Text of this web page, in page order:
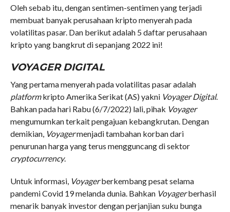
Oleh sebab itu, dengan sentimen-sentimen yang terjadi
membuat banyak perusahaan kripto menyerah pada
volatilitas pasar. Dan berikut adalah 5 daftar perusahaan
kripto yang bangkrut di sepanjang 2022 ini!
VOYAGER DIGITAL
Yang pertama menyerah pada volatilitas pasar adalah
platformkripto Amerika Serikat (AS) yakni Voyager Digital.
Bahkan pada hari Rabu (6/7/2022) lali, pihak Voyager
mengumumkan terkait pengajuan kebangkrutan. Dengan
demikian, Voyagermenjadi tambahan korban dari
penurunan harga yang terus mengguncang di sektor
cryptocurrency.
Untuk informasi, Voyagerberkembang pesat selama
pandemi Covid 19 melanda dunia. Bahkan Voyagerberhasil
menarik banyak investor dengan perjanjian suku bunga